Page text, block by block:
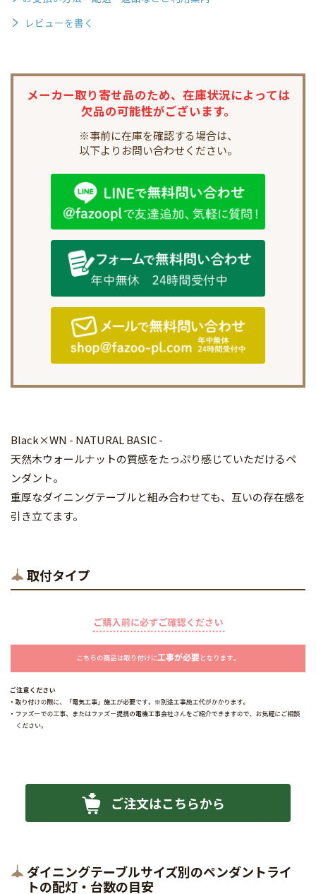
レビューを書く
メーカー取り寄せ品のため、 在庫状況によっては
欠品の可能性がございます。
※事前に在庫を確認する場合は、
以下よりお問い合わせください。
Black×WN - NATURAL BASIC -
天然木ウォールナットの質感をたっぷり感じていただけるペ
ンダント。
重厚なダイニングテーブルと組み合わせても、互いの存在感を
引き立てます。
取付タイプ
ご注文はこちらから
ダイニングテーブルサイズ別のペンダントライ
トの配灯・台数の目安